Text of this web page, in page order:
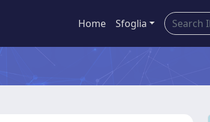
Home Sfoglia